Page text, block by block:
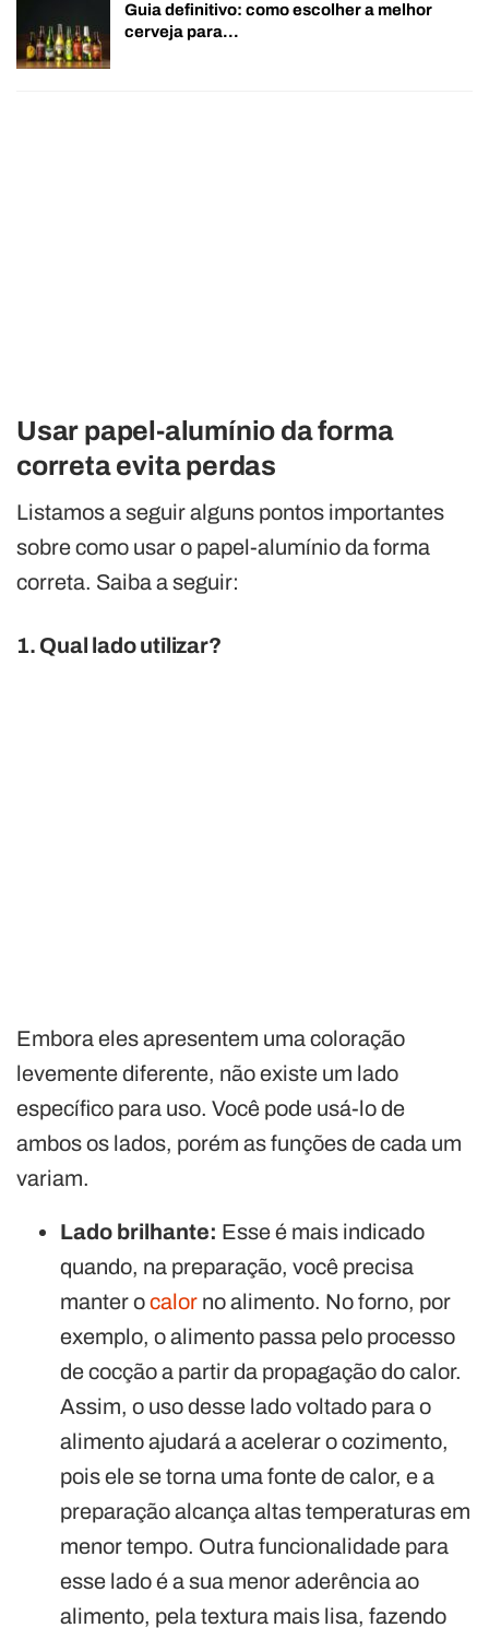
Guia definitivo: como escolher a melhor
cerveja para…
Usar papel-alumínio da forma
correta evita perdas
Listamos a seguir alguns pontos importantes
sobre como usar o papel-alumínio da forma
correta. Saiba a seguir:
1. Qual lado utilizar?
Embora eles apresentem uma coloração
levemente diferente, não existe um lado
específico para uso. Você pode usá-lo de
ambos os lados, porém as funções de cada um
variam.
Lado brilhante: Esse é mais indicado
quando, na preparação, você precisa
manter ocalor no alimento. No forno, por
exemplo, o alimento passa pelo processo
de cocção a partir da propagação do calor.
Assim, o uso desse lado voltado para o
alimento ajudará a acelerar o cozimento,
pois ele se torna uma fonte de calor, e a
preparação alcança altas temperaturas em
menor tempo. Outra funcionalidade para
esse lado é a sua menor aderência ao
alimento, pela textura mais lisa, fazendo